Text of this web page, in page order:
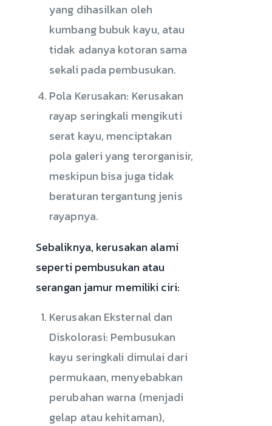
yang dihasilkan oleh
kumbang bubuk kayu, atau
tidak adanya kotoran sama
sekali pada pembusukan.
Pola Kerusakan: Kerusakan
rayap seringkali mengikuti
serat kayu, menciptakan
pola galeri yang terorganisir,
meskipun bisa juga tidak
beraturan tergantung jenis
rayapnya.
Sebaliknya, kerusakan alami
seperti pembusukan atau
serangan jamur memiliki ciri:
Kerusakan Eksternal dan
Diskolorasi: Pembusukan
kayu seringkali dimulai dari
permukaan, menyebabkan
perubahan warna (menjadi
gelap atau kehitaman),